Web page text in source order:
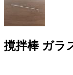
撹拌棒 ガラ